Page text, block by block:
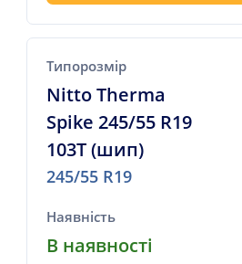
Типорозмір
Nitto Therma
Spike 245/55 R19
103T (шип)
245/55 R19
Наявність
В наявності